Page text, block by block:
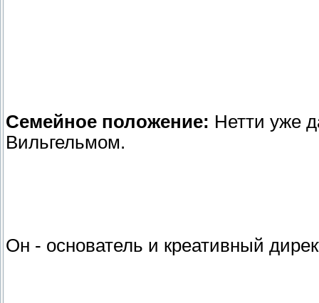
Семейное положение: Нетти уже
Вильгельмом.
Он - основатель и креативный